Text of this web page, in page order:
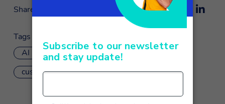
Share
Tags
AI
artificial intelligence
chatbot
customer service
machine learning